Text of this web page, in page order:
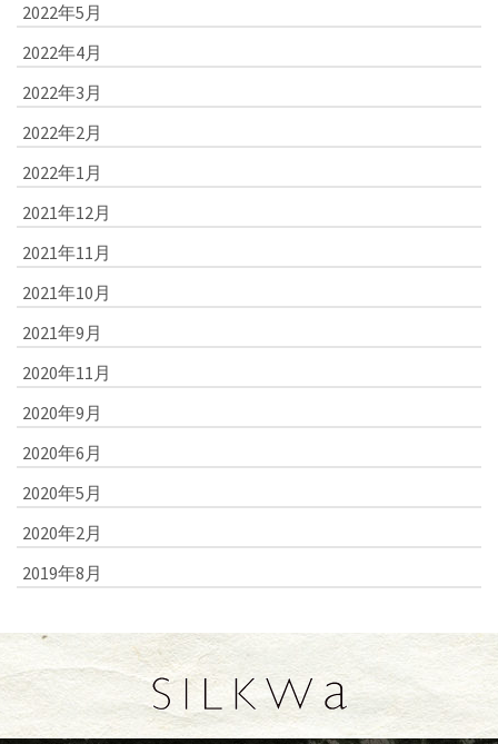
2022年5月
2022年4月
2022年3月
2022年2月
2022年1月
2021年12月
2021年11月
2021年10月
2021年9月
2020年11月
2020年9月
2020年6月
2020年5月
2020年2月
2019年8月